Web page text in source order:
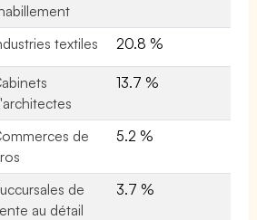
textiles 20.8 %
13.7 %
de
5.2 %
de
au détail
3.7 %